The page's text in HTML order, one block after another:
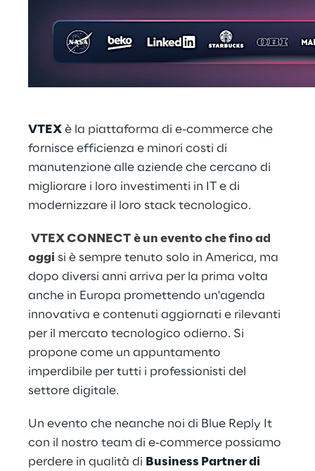
VTEX è la piattaforma di e-commerce che
fornisce efficienza e minori costi di
manutenzione alle aziende che cercano di
migliorare i loro investimenti in IT e di
modernizzare il loro stack tecnologico.
VTEX CONNECT è un evento che fino ad
oggi si è sempre tenuto solo in America, ma
dopo diversi anni arriva per la prima volta
anche in Europa promettendo un'agenda
innovativa e contenuti aggiornati e rilevanti
per il mercato tecnologico odierno. Si
propone come un appuntamento
imperdibile per tutti i professionisti del
settore digitale.
Un evento che neanche noi di Blue Reply It
con il nostro team di e-commerce possiamo
perdere in qualità di Business Partner di